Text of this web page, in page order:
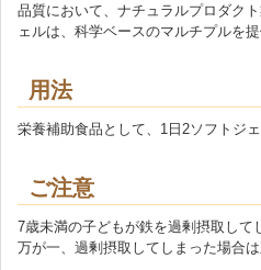
品質において、ナチュラルプロダク
ェルは、科学ベースのマルチプルを
用法
栄養補助食品として、1日2ソフトジ
ご注意
7歳未満の子どもが鉄を過剰摂取し
万が一、過剰摂取してしまった場合